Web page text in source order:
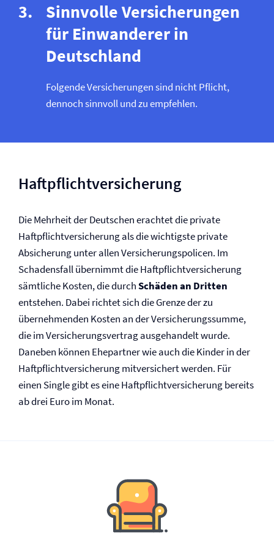
Sinnvolle Versicherungen
für Einwanderer in
Deutschland
Folgende Versicherungen sind nicht Pflicht,
dennoch sinnvoll und zu empfehlen.
Haftpflicht­versicherung
Die Mehrheit der Deutschen erachtet die private
Haftpflicht­versicherung als die wichtigste private
Absicherung unter allen Versicherungspolicen. Im
Schadensfall übernimmt die Haftpflicht­versicherung
sämtliche Kosten, die durchSchäden an Dritten
entstehen. Dabei richtet sich die Grenze der zu
übernehmenden Kosten an der Versicherungssumme,
die im Versicherungsvertrag ausgehandelt wurde.
Daneben können Ehepartner wie auch die Kinder in der
Haftpflicht­versicherung mitversichert werden. Für
einen Single gibt es eine Haftpflicht­versicherung bereits
ab drei Euro im Monat.